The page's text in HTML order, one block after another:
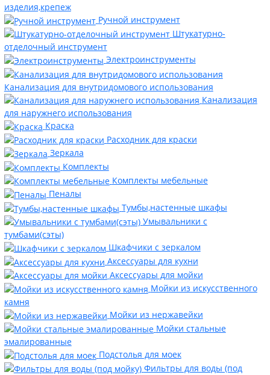
изделия,крепеж
Ручной инструмент
Штукатурно-
отделочный инструмент
Электроинструменты
Канализация для внутридомового использования
Канализация
для наружнего использования
Краска
Расходник для краски
Зеркала
Комплекты
Комплекты мебельные
Пеналы
Тумбы,настенные шкафы
Умывальники с
тумбами(сэты)
Шкафчики с зеркалом
Аксессуары для кухни
Аксессуары для мойки
Мойки из искусственного
камня
Мойки из нержавейки
Мойки стальные
эмалированные
Подстолья для моек
Фильтры для воды (под